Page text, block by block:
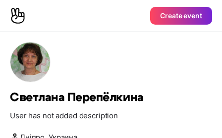
Create event
Светлана Перепёлкина
User has not added description